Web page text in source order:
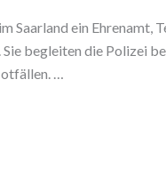
Saarland ein Ehrenamt,
begleiten die Polizei
…